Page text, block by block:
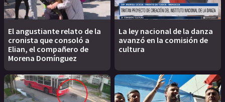
El angustiante relato de la
cronista que consoló a
Elian, el compañero de
Morena Domínguez
La ley nacional de la danza
avanzó en la comisión de
cultura